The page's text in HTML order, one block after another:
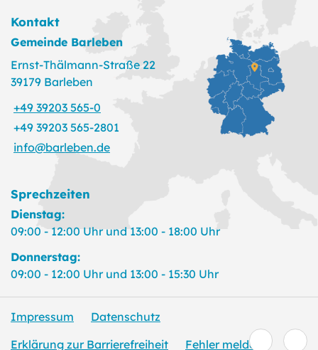
Kontakt
Gemeinde Barleben
Ernst-Thälmann-Straße 22
39179 Barleben
+49 39203 565-0
+49 39203 565-2801
info@barleben.de
Sprechzeiten
Dienstag:
09:00 - 12:00 Uhr und 13:00 - 18:00 Uhr
Donnerstag:
09:00 - 12:00 Uhr und 13:00 - 15:30 Uhr
Impressum
Datenschutz
Erklärung zur Barrierefreiheit
Fehler melden